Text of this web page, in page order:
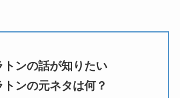
トンの話が知りたい
トンの元ネタは何？